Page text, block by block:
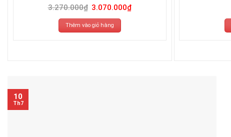
3.270.000₫ Giá
gốc
là:
3.270.000₫.
3.070.000₫Giá
Thêm vào giỏ hàng
10
Th7